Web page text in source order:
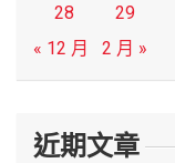
28
29
« 12 月
2 月 »
近期文章